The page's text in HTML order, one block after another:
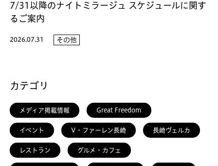
7/31以降のナイトミラージュ スケジュールに関す
るご案内
2026.07.31 その他
カテゴリ
メディア掲載情報 Great Freedom
イベント V・ファーレン長崎 長崎ヴェルカ
レストラン グルメ・カフェ